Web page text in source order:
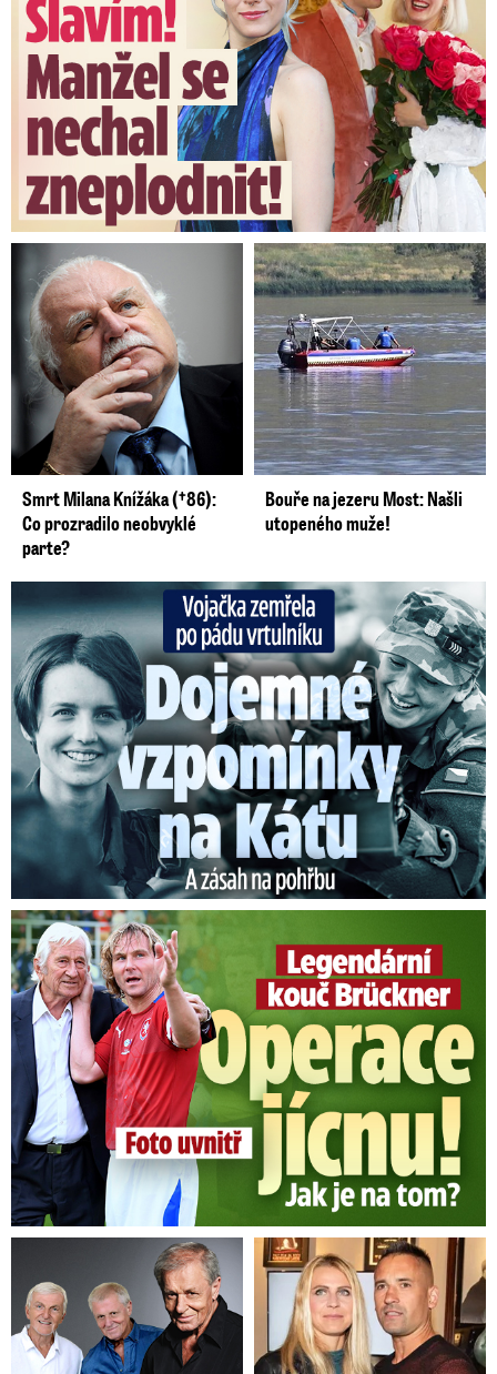
Smrt Milana Knížáka (†86):
Co prozradilo neobvyklé
parte?
Bouře na jezeru Most: Našli
utopeného muže!
Vojačka zemřela po pádu vrtulníku: Dojemné vzpomínky na ...
Legendární kouč Brückner: Operace jícnu! Jak je na tom?